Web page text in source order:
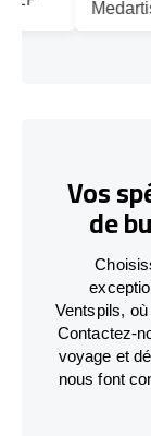
Vos
de
Ventspils,
Contactez-
voyage et
nous font